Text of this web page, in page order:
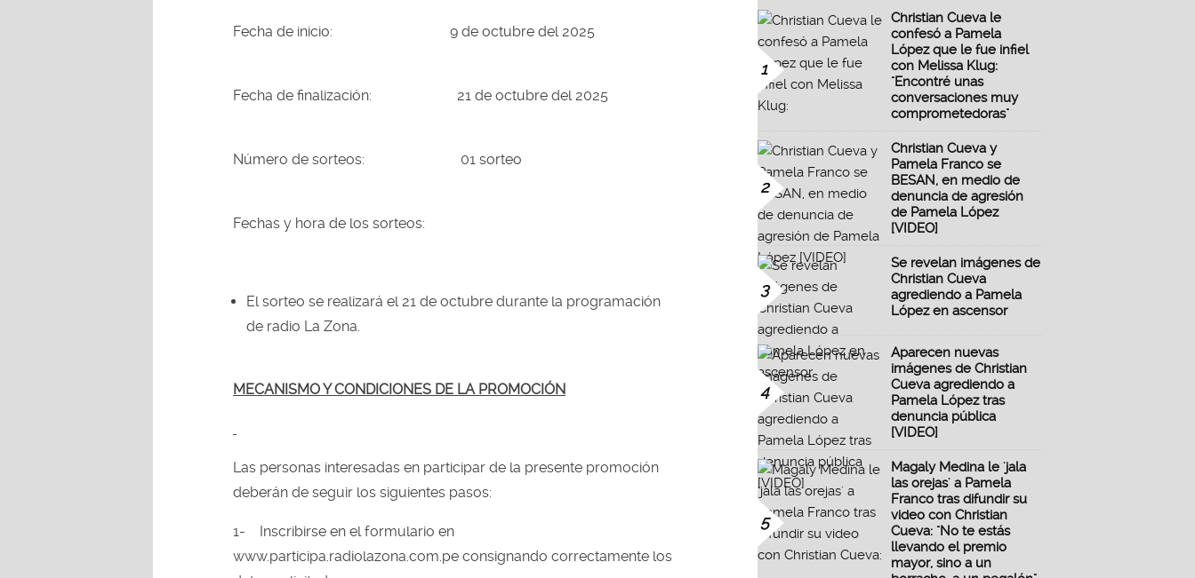
Fecha de inicio: 9 de octubre del 2025
Fecha de finalización: 21 de octubre del 2025
Número de sorteos: 01 sorteo
Fechas y hora de los sorteos:
El sorteo se realizará el 21 de octubre durante la programación
de radio La Zona.
MECANISMO Y CONDICIONES DE LA PROMOCIÓN
Las personas interesadas en participar de la presente promoción
deberán de seguir los siguientes pasos:
1- Inscribirse en el formulario en
www.participa.radiolazona.com.pe consignando correctamente los
1
Christian Cueva le
confesó a Pamela
López que le fue infiel
con Melissa Klug:
"Encontré unas
conversaciones muy
comprometedoras"
2
Christian Cueva y
Pamela Franco se
BESAN, en medio de
denuncia de agresión
de Pamela López
[VIDEO]
3
Se revelan imágenes de
Christian Cueva
agrediendo a Pamela
López en ascensor
4
Aparecen nuevas
imágenes de Christian
Cueva agrediendo a
Pamela López tras
denuncia pública
[VIDEO]
5
Magaly Medina le 'jala
las orejas' a Pamela
Franco tras difundir su
video con Christian
Cueva: "No te estás
llevando el premio
mayor, sino a un